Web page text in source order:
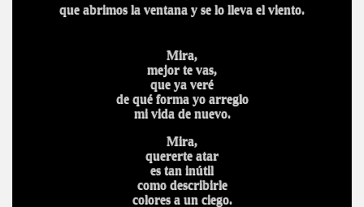
que abrimos la ventana y se lo lleva el viento.
Mira,
mejor te vas,
que ya veré
de qué forma yo arreglo
mi vida de nuevo.
Mira,
quererte atar
es tan inútil
como describirle
colores a un ciego.